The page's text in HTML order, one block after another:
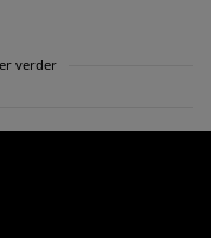
verder